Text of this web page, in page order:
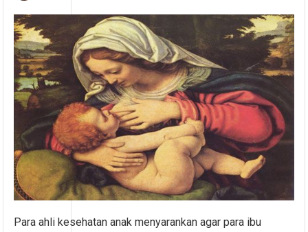
Para ahli kesehatan anak menyarankan agar para ibu